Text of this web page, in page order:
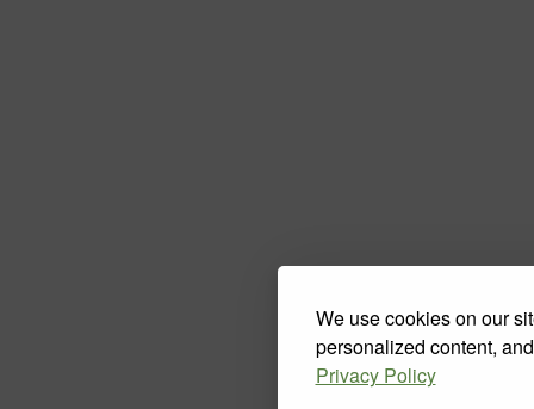
We use cookies on our
personalized content,
Privacy Policy